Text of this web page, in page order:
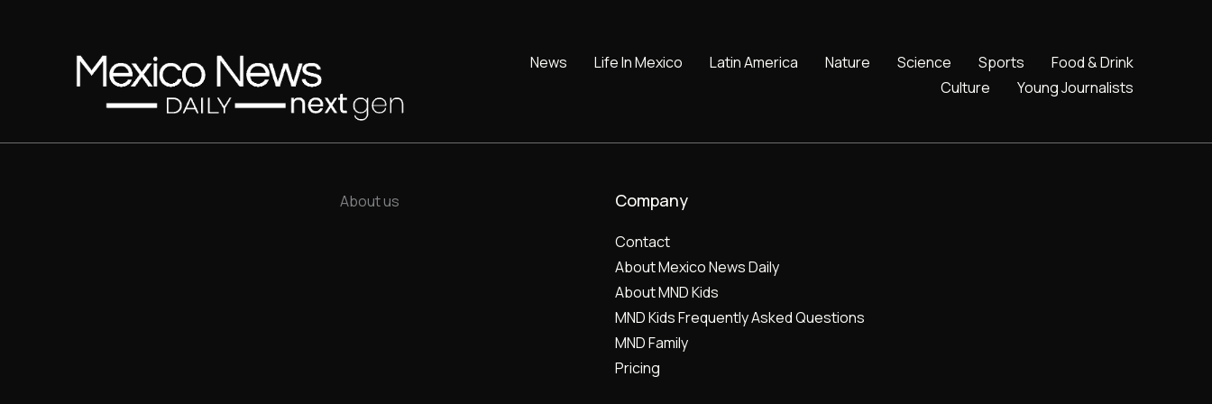
News Life In Mexico Latin America Nature Science Sports
Food & Drink
Culture
Young Journalists
About us Company
Contact
About Mexico News Daily
About MND Kids
MND Kids Frequently Asked Questions
MND Family
Pricing